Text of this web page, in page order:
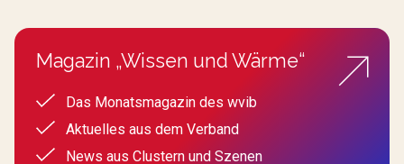
Magazin „Wissen und Wärme“
Das Monatsmagazin des wvib
Aktuelles aus dem Verband
News aus Clustern und Szenen